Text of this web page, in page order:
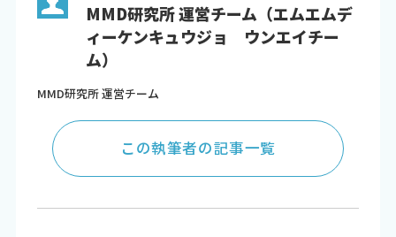
MMD研究所 運営チーム（エムエムデ
ィーケンキュウジョ ウンエイチー
ム）
MMD研究所 運営チーム
この執筆者の記事一覧